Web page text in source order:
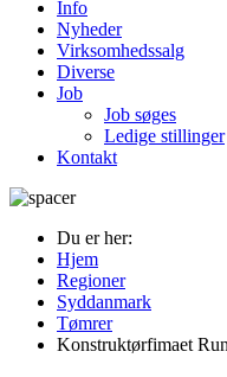
Info
Nyheder
Virksomhedssalg
Diverse
Job
Job søges
Ledige stillinger
Kontakt
Du er her:
Hjem
Regioner
Syddanmark
Tømrer
Konstruktørfimaet